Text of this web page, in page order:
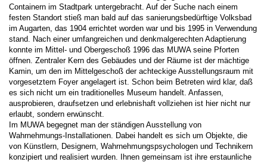
Containern im Stadtpark untergebracht. Auf der Suche nach einem
festen Standort stieß man bald auf das sanierungsbedürftige Volksbad
im Augarten, das 1904 errichtet worden war und bis 1995 in Verwendung
stand. Nach einer umfangreichen und denkmalgerechten Adaptierung
konnte im Mittel- und Obergeschoß 1996 das MUWA seine Pforten
öffnen. Zentraler Kern des Gebäudes und der Räume ist der mächtige
Kamin, um den im Mittelgeschoß der achteckige Ausstellungsraum mit
vorgesetztem Foyer angelagert ist. Schon beim Betreten wird klar, daß
es sich nicht um ein traditionelles Museum handelt. Anfassen,
ausprobieren, draufsetzen und erlebnishaft vollziehen ist hier nicht nur
erlaubt, sondern erwünscht.
Im MUWA begegnet man der ständigen Ausstellung von
Wahrnehmungs-Installationen. Dabei handelt es sich um Objekte, die
von Künstlern, Designern, Wahrnehmungspsychologen und Technikern
konzipiert und realisiert wurden. Ihnen gemeinsam ist ihre erstaunliche